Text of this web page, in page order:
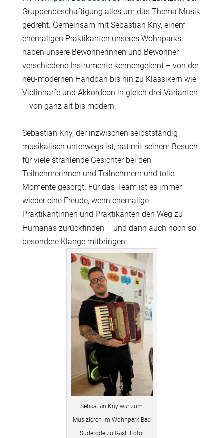
Gruppenbeschäftigung alles um das Thema Musik
gedreht. Gemeinsam mit Sebastian Kny, einem
ehemaligen Praktikanten unseres Wohnparks,
haben unsere Bewohnerinnen und Bewohner
verschiedene Instrumente kennengelernt – von der
neu-modernen Handpan bis hin zu Klassikern wie
Violinharfeund Akkordeon in gleich drei Varianten
– von ganz alt bis modern.
Sebastian Kny, der inzwischen selbstständig
musikalisch unterwegs ist, hat mit seinem Besuch
für viele strahlende Gesichter bei den
Teilnehmerinnen und Teilnehmern und tolle
Momente gesorgt. Für das Team ist es immer
wieder eine Freude, wenn ehemalige
Praktikantinnen und Praktikanten den Weg zu
Humanas zurückfinden – und dann auch noch so
besondere Klänge mitbringen.
Sebastian Kny war zum
Musizieren im Wohnpark Bad
Suderode zu Gast. Foto: